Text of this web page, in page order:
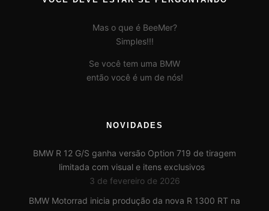
Mas o que é BeeMer?
Simples!!!
Se você tem uma BMW
então você é um de nós!
NOVIDADES
BMW R 12 G/S ganha versão Option 719 de tiragem
limitada com visual e itens exclusivos
3 de fevereiro de 2026
BMW Motorrad inicia produção da nova R 1300 RT na